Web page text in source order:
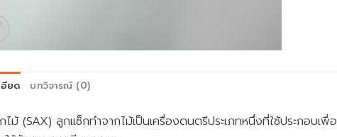
อียด บทวิจารณ์ (0)
ไม้ (SAX) ลูกแซ็กทำจากไม้เป็นเครื่องดนตรีประเภทหนึ่งที่ใช้ประกอบเพื่อ